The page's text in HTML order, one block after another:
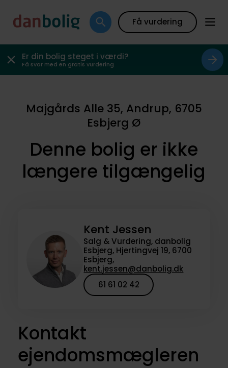
Få vurdering
Er din bolig steget i værdi?
Få svar med en gratis vurdering
Majgårds Alle 35, Andrup, 6705
Esbjerg Ø
Denne bolig er ikke
længere tilgængelig
Kent Jessen
Salg & Vurdering, danbolig
Esbjerg, Hjertingvej 19, 6700
Esbjerg,
kent.jessen@danbolig.dk
61 61 02 42
Kontakt
ejendomsmægleren